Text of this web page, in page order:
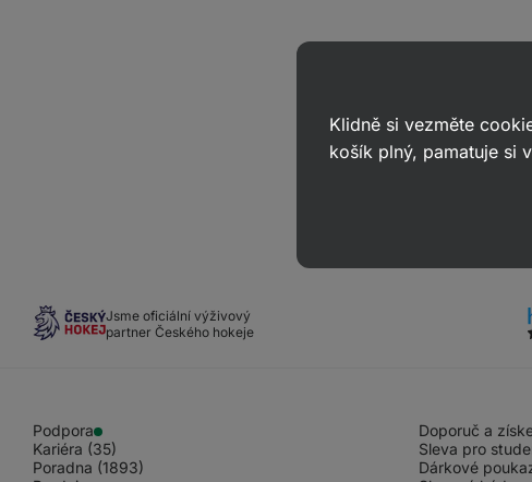
Jsme oficiální výživový
partner Českého hokeje
Podpora
Kariéra (35)
Poradna (1893)
Doporuč a
Sleva pro
Dárkové
Klidně si vezměte
košík plný, pamatuje si